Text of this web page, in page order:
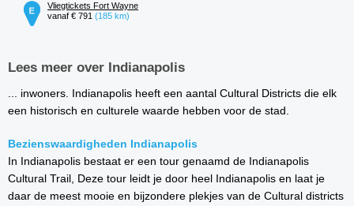
Vliegtickets Fort Wayne
vanaf € 791 (185 km)
Lees meer over Indianapolis
... inwoners. Indianapolis heeft een aantal Cultural Districts die elk
een historisch en culturele waarde hebben voor de stad.
Bezienswaardigheden Indianapolis
In Indianapolis bestaat er een tour genaamd de Indianapolis
Cultural Trail, Deze tour leidt je door heel Indianapolis en laat je
daar de meest mooie en bijzondere plekjes van de Cultural districts